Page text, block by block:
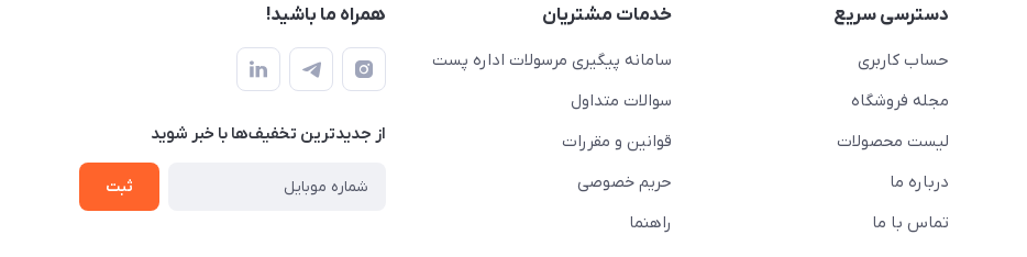
دسترسی سریع
حساب کاربری
مجله فروشگاه
لیست محصولات
درباره ما
تماس با ما
خدمات مشتریان
سامانه پیگیری مرسولات اداره پست
سوالات متداول
قوانین و مقررات
حریم خصوصی
راهنما
همراه ما باشید!
از جدید‌ترین تخفیف‌ها با‌ خبر شوید
ثبت